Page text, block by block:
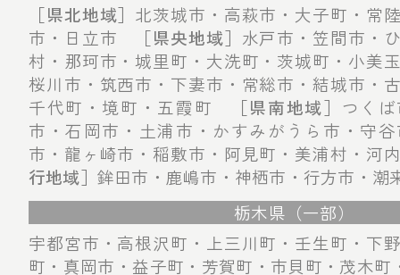
［県北地域］ 北茨城市・高萩市・大子町・常
市・日立市
［県央地域］ 水戸市・笠間市・
村・那珂市・城里町・大洗町・茨城町・小
桜川市・筑西市・下妻市・常総市・結城市・
千代町・境町・五霞町
［県南地域］ つく
市・石岡市・土浦市・かすみがうら市・守
市・龍ヶ崎市・稲敷市・阿見町・美浦村・
行地域］ 鉾田市・鹿嶋市・神栖市・行方市・潮
栃木県（一部）
宇都宮市・高根沢町・上三川町・壬生町・下
町・真岡市・益子町・芳賀町・市貝町・茂木